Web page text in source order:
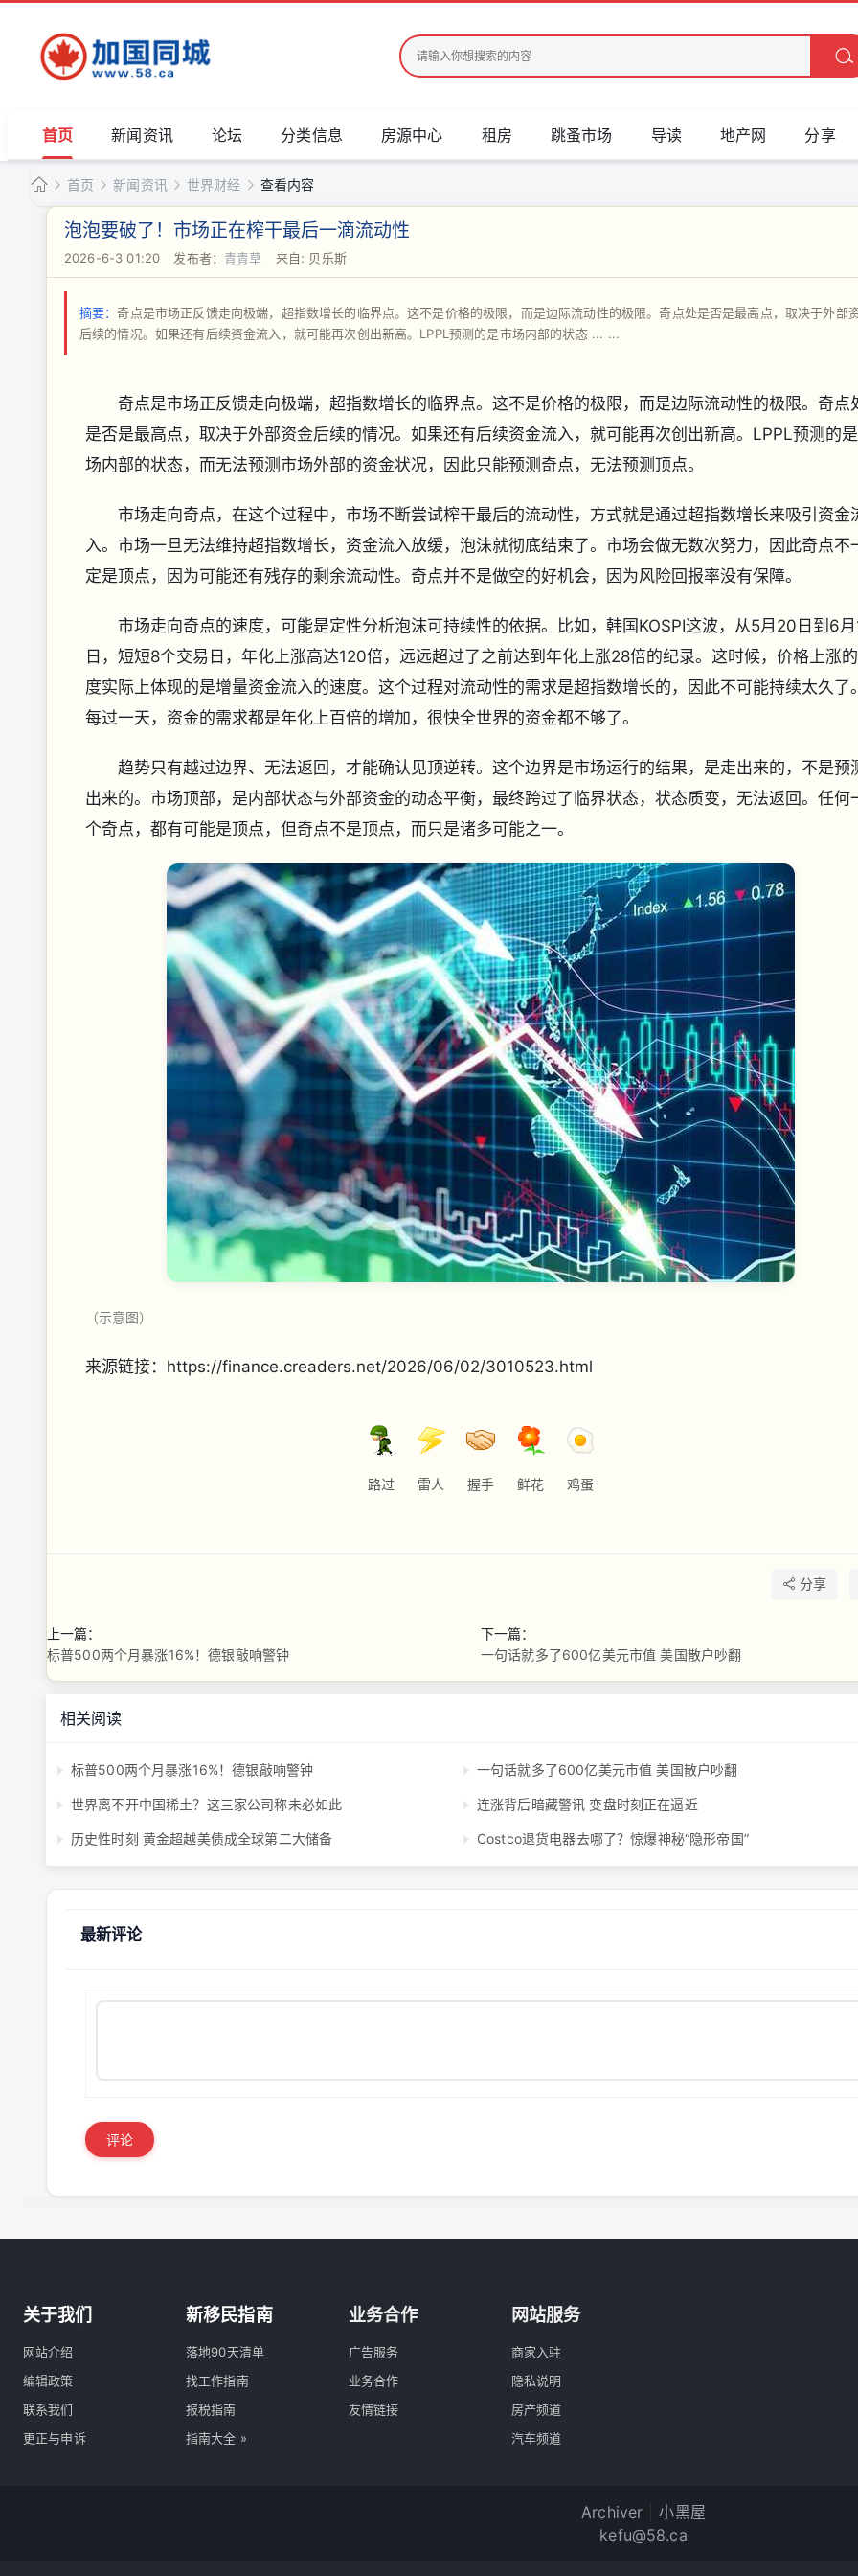
首页 新闻资讯 论坛 分类信息 房源中心 租房 跳蚤市场 导读 地产网 分享
加
首页
›
新闻资讯
›
世界财经
›
查看内容
泡泡要破了！市场正在榨干最后一滴流动性
2026-6-3 01:20 发布者： 青青草 来自: 贝乐斯
摘要：奇点是市场正反馈走向极端，超指数增长的临界点。这不是价格的极限，而是边际流动性的极限。奇点处是否是最高点，取决于外部
后续的情况。如果还有后续资金流入，就可能再次创出新高。LPPL预测的是市场内部的状态 ... ...
奇点是市场正反馈走向极端，超指数增长的临界点。这不是价格的极限，而是边际流动性的极限。奇点
是否是最高点，取决于外部资金后续的情况。如果还有后续资金流入，就可能再次创出新高。LPPL预测的
场内部的状态，而无法预测市场外部的资金状况，因此只能预测奇点，无法预测顶点。
市场走向奇点，在这个过程中，市场不断尝试榨干最后的流动性，方式就是通过超指数增长来吸引资金
入。市场一旦无法维持超指数增长，资金流入放缓，泡沫就彻底结束了。市场会做无数次努力，因此奇点不
定是顶点，因为可能还有残存的剩余流动性。奇点并不是做空的好机会，因为风险回报率没有保障。
市场走向奇点的速度，可能是定性分析泡沫可持续性的依据。比如，韩国KOSPI这波，从5月20日到6月
日，短短8个交易日，年化上涨高达120倍，远远超过了之前达到年化上涨28倍的纪录。这时候，价格上涨
度实际上体现的是增量资金流入的速度。这个过程对流动性的需求是超指数增长的，因此不可能持续太久了
每过一天，资金的需求都是年化上百倍的增加，很快全世界的资金都不够了。
趋势只有越过边界、无法返回，才能确认见顶逆转。这个边界是市场运行的结果，是走出来的，不是预
出来的。市场顶部，是内部状态与外部资金的动态平衡，最终跨过了临界状态，状态质变，无法返回。任何
个奇点，都有可能是顶点，但奇点不是顶点，而只是诸多可能之一。
（示意图）
来源链接：https://finance.creaders.net/2026/06/02/3010523.html
路过 雷人 握手 鲜花 鸡蛋
分享
上一篇：
标普500两个月暴涨16%！德银敲响警钟
下一篇：
一句话就多了600亿美元市值 美国散户吵翻
相关阅读
标普500两个月暴涨16%！德银敲响警钟 一句话就多了600亿美元市值 美国散户吵翻
世界离不开中国稀土？这三家公司称未必如此 连涨背后暗藏警讯 变盘时刻正在逼近
历史性时刻 黄金超越美债成全球第二大储备 Costco退货电器去哪了？惊爆神秘“隐形帝国”
最新评论
评论
关于我们
网站介绍
编辑政策
联系我们
更正与申诉
新移民指南
落地90天清单
找工作指南
报税指南
指南大全 »
业务合作
广告服务
业务合作
友情链接
网站服务
商家入驻
隐私说明
房产频道
汽车频道
Archiver
小黑屋
kefu@58.ca